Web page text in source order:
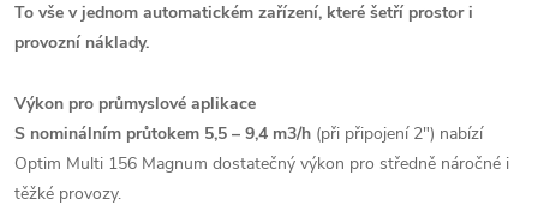
To vše v jednom automatickém zařízení, které šetří prostor i
provozní náklady.
Výkon pro průmyslové aplikace
S nominálním průtokem 5,5 – 9,4 m3/h (při připojení 2") nabízí
Optim Multi 156 Magnum dostatečný výkon pro středně náročné i
těžké provozy.